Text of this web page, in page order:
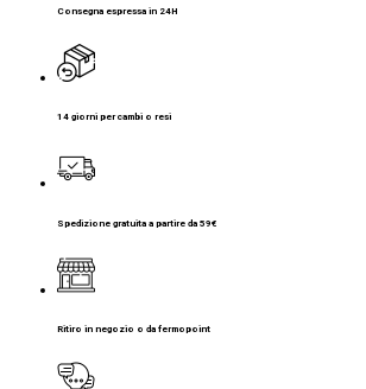
Consegna espressa in 24H
14 giorni per cambi o resi
Spedizione gratuita a partire da 59€
Ritiro in negozio o da fermopoint